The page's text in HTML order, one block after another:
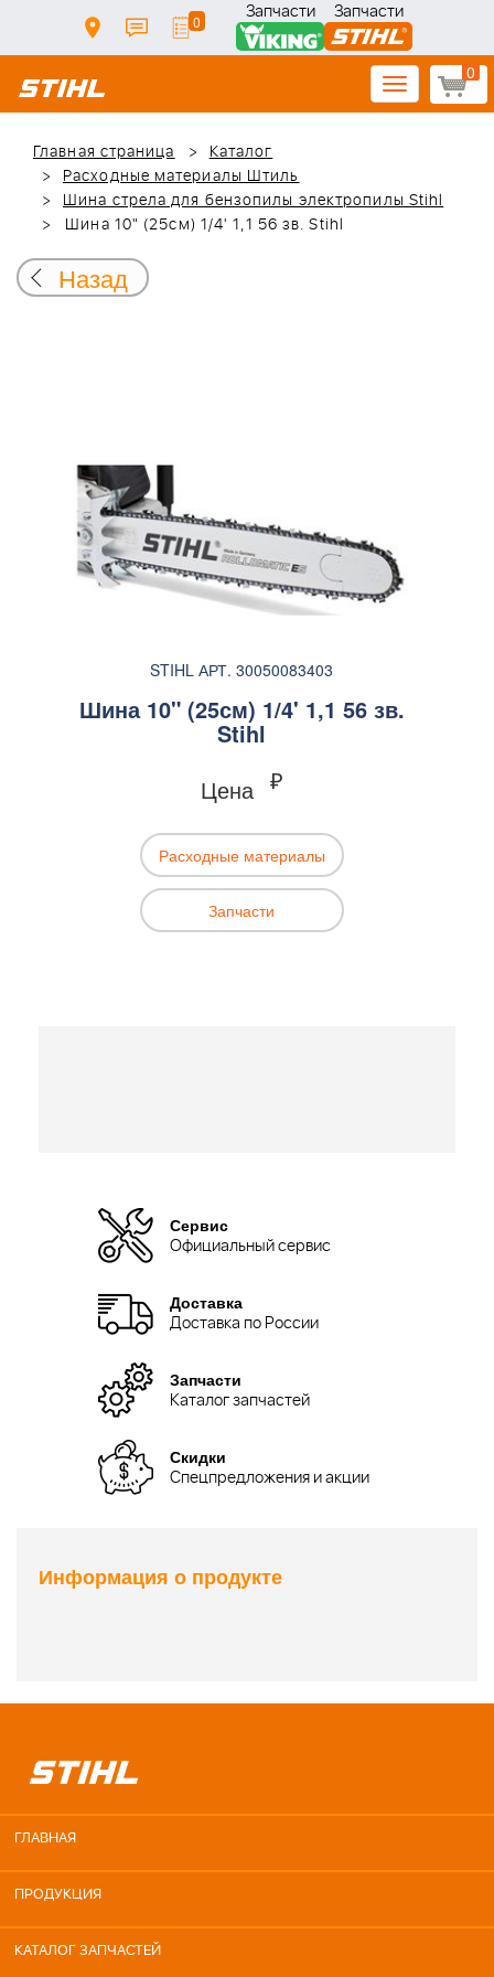
0 Запчасти Запчасти
0
Toggle
navigation
Главная страница
Каталог
Расходные материалы Штиль
Шина стрела для бензопилы электропилы Stihl
Шина 10" (25см) 1/4' 1,1 56 зв. Stihl
Назад
STIHL АРТ. 30050083403
Шина 10" (25см) 1/4' 1,1 56 зв.
Stihl
Цена ₽
Расходные материалы
Запчасти
Сервис
Официальный сервис
Доставка
Доставка по России
Запчасти
Каталог запчастей
Скидки
Спецпредложения и акции
Информация о продукте
ГЛАВНАЯ
ПРОДУКЦИЯ
КАТАЛОГ ЗАПЧАСТЕЙ